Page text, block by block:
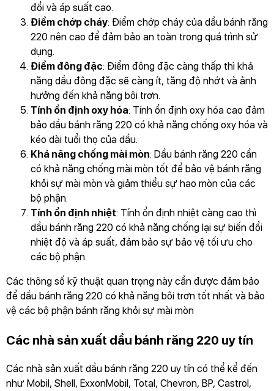
đổi và áp suất cao.
Điểm chớp cháy: Điểm chớp cháy của dầu bánh răng
220 nên cao để đảm bảo an toàn trong quá trình sử
dụng.
Điểm đông đặc: Điểm đông đặc càng thấp thì khả
năng dầu đông đặc sẽ càng ít, tăng độ nhớt và ảnh
hưởng đến khả năng bôi trơn.
Tính ổn định oxy hóa: Tính ổn định oxy hóa cao đảm
bảo dầu bánh răng 220 có khả năng chống oxy hóa và
kéo dài tuổi thọ của dầu.
Khả năng chống mài mòn: Dầu bánh răng 220 cần
có khả năng chống mài mòn tốt để bảo vệ bánh răng
khỏi sự mài mòn và giảm thiểu sự hao mòn của các
bộ phận.
Tính ổn định nhiệt: Tính ổn định nhiệt càng cao thì
dầu bánh răng 220 có khả năng chống lại sự biến đổi
nhiệt độ và áp suất, đảm bảo sự bảo vệ tối ưu cho
các bộ phận.
Các thông số kỹ thuật quan trọng này cần được đảm bảo
để dầu bánh răng 220 có khả năng bôi trơn tốt nhất và bảo
vệ các bộ phận bánh răng khỏi sự mài mòn
Các nhà sản xuất dầu bánh răng 220 uy tín
Các nhà sản xuất dầu bánh răng 220 uy tín có thể kể đến
như Mobil, Shell, ExxonMobil, Total, Chevron, BP, Castrol,